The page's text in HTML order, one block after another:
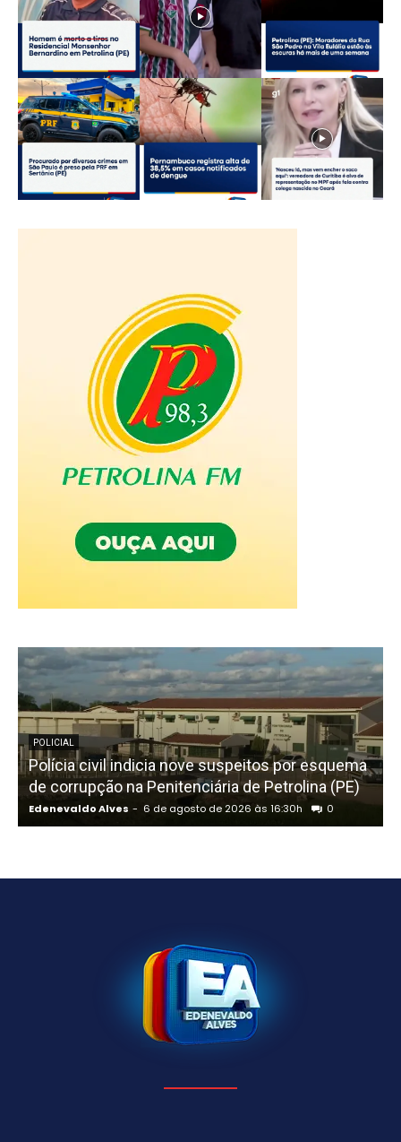
POLICIAL
Polícia civil indicia nove suspeitos por esquema
de corrupção na Penitenciária de Petrolina (PE)
Edenevaldo Alves - 6 de agosto de 2026 às 16:30h 0